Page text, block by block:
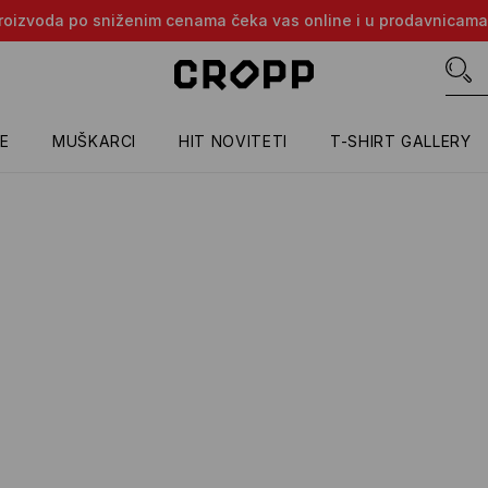
po sniženim cenama čeka vas online i u
MUŠKARCI HIT NOVITETI T-SHIRT GALLERY